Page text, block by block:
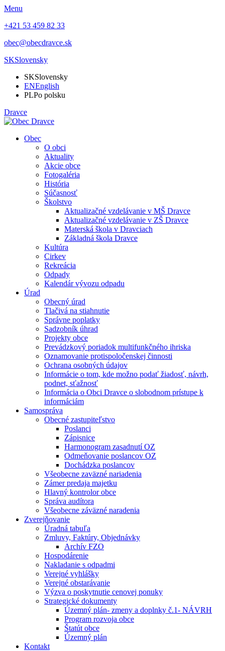
Menu
+421 53 459 82 33
obec@obecdravce.sk
SKSlovensky
SKSlovensky
ENEnglish
PLPo polsku
Dravce
Obec
O obci
Aktuality
Akcie obce
Fotogaléria
História
Súčasnosť
Školstvo
Aktualizačné vzdelávanie v MŠ Dravce
Aktualizačné vzdelávanie v ZŠ Dravce
Materská škola v Dravciach
Základná škola Dravce
Kultúra
Cirkev
Rekreácia
Odpady
Kalendár vývozu odpadu
Úrad
Obecný úrad
Tlačivá na stiahnutie
Správne poplatky
Sadzobník úhrad
Projekty obce
Prevádzkový poriadok multifunkčného ihriska
Oznamovanie protispoločenskej činnosti
Ochrana osobných údajov
Informácie o tom, kde možno podať žiadosť, návrh,
podnet, sťažnosť
Informácia o Obci Dravce o slobodnom prístupe k
informáciám
Samospráva
Obecné zastupiteľstvo
Poslanci
Zápisnice
Harmonogram zasadnutí OZ
Odmeňovanie poslancov OZ
Dochádzka poslancov
Všeobecne zaväzné nariadenia
Zámer predaja majetku
Hlavný kontrolor obce
Správa audítora
Všeobecne záväzné naradenia
Zverejňovanie
Úradná tabuľa
Zmluvy, Faktúry, Objednávky
Archív FZO
Hospodárenie
Nakladanie s odpadmi
Verejné vyhlášky
Verejné obstarávanie
Výzva o poskytnutie cenovej ponuky
Strategické dokumenty
Územný plán- zmeny a doplnky č.1- NÁVRH
Program rozvoja obce
Štatút obce
Územný plán
Kontakt